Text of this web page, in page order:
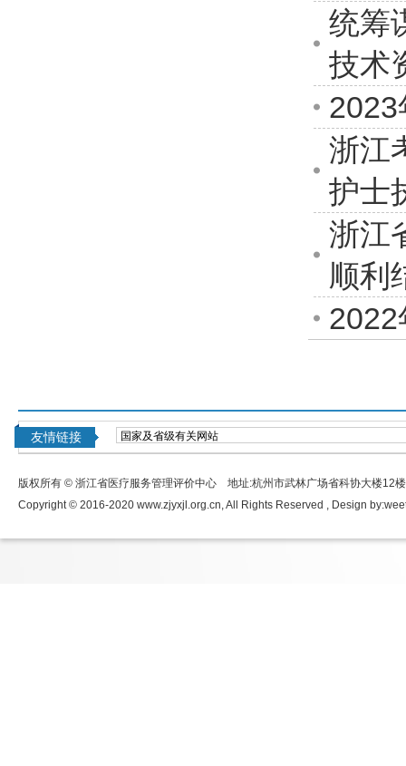
统筹
技术
浙江
护士
浙江
顺利
2022
友情链接
版权所有 © 浙江省医疗服务管理评价中心 地址:杭州市武林广场省科协大楼12
Copyright © 2016-2020 www.zjyxjl.org.cn, All Rights Reserved , Design by: